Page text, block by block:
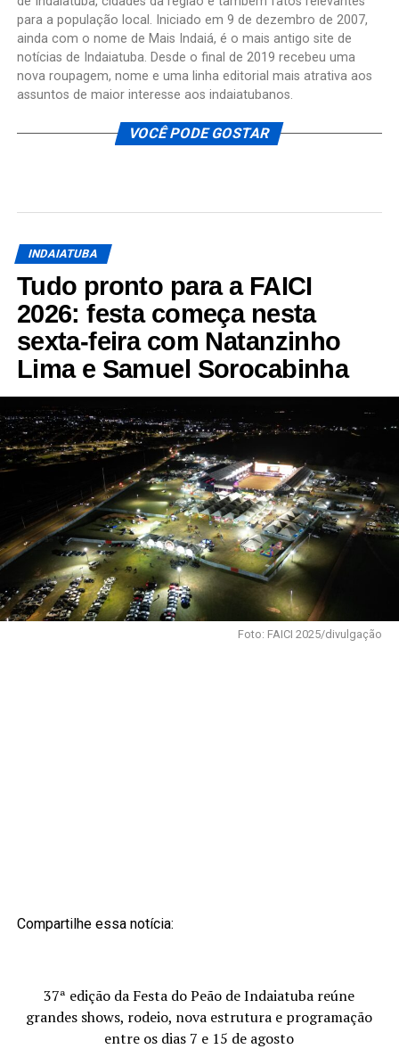
para a população local. Iniciado em 9 de dezembro de 2007,
ainda com o nome de Mais Indaiá, é o mais antigo site de
notícias de Indaiatuba. Desde o final de 2019 recebeu uma
nova roupagem, nome e uma linha editorial mais atrativa aos
assuntos de maior interesse aos indaiatubanos.
VOCÊ PODE GOSTAR
INDAIATUBA
Tudo pronto para a FAICI
2026: festa começa nesta
sexta-feira com Natanzinho
Lima e Samuel Sorocabinha
Foto: FAICI 2025/divulgação
Compartilhe essa notícia:
37ª edição da Festa do Peão de Indaiatuba reúne
grandes shows, rodeio, nova estrutura e programação
entre os dias 7 e 15 de agosto